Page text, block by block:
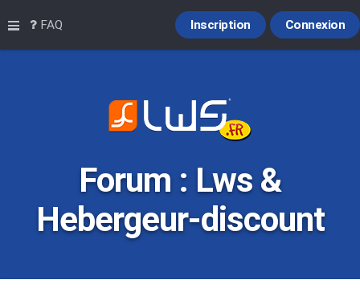
Raccourcis
FAQ Connexion
Inscription
Forum : Lws &
Hebergeur-discount